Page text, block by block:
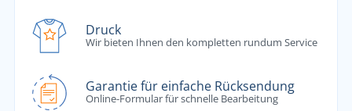
Druck
Wir bieten Ihnen den kompletten rundum Service
Garantie für einfache Rücksendung
Online-Formular für schnelle Bearbeitung